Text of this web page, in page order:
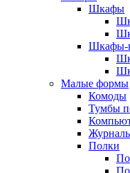
Шкафы
Шкафы-
Малые формы
Комоды
Тумбы
Полки